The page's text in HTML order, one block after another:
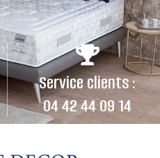
Service clients :
04 42 44 09 14